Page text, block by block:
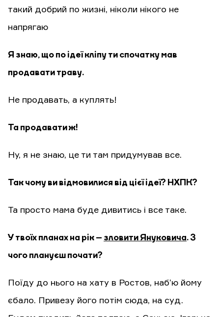
такий добрий по жизні, ніколи нікого не
напрягаю
Я знаю, що по ідеї кліпу ти спочатку мав
продавати траву.
Не продавать, а куплять!
Та продавати ж!
Ну, я не знаю, це ти там придумував все.
Так чому ви відмовилися від цієї ідеї? НХПК?
Та просто мама буде дивитись і все таке.
У твоїх планах на рік – зловити Януковича. З
чого плануєш почати?
Поїду до нього на хату в Ростов, наб’ю йому
єбало. Привезу його потім сюда, на суд.